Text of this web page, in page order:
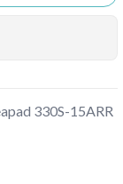
330S-15ARR